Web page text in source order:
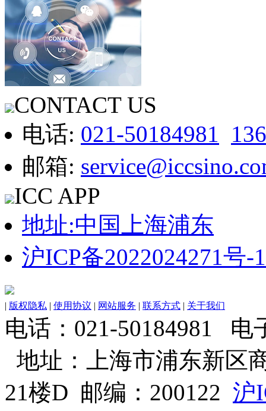
CONTACT US
电话: 021-50184981
邮箱:
ICC APP
地址:中国上海浦东
沪ICP备2022024271号-1
| 版权隐私 | 使用协议 | 网站服务 | 联系方式 | 关于我们
电话：021-50184981 电
地址：上海市浦东新区
21楼D 邮编：200122 沪